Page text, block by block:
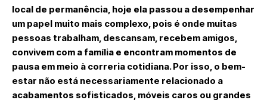
local de permanência, hoje ela passou a desempenhar
um papel muito mais complexo, pois é onde muitas
pessoas trabalham, descansam, recebem amigos,
convivem com a família e encontram momentos de
pausa em meio à correria cotidiana. Por isso, o bem-
estar não está necessariamente relacionado a
acabamentos sofisticados, móveis caros ou grandes